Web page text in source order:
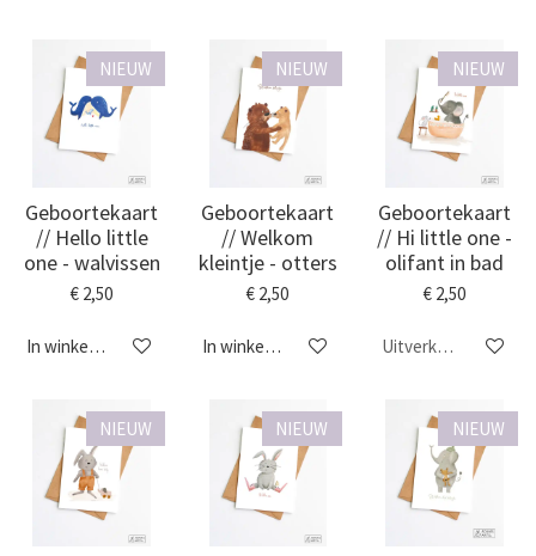
NIEUW
Geboortekaart
// Hello little
one - walvissen
€ 2,50
In winkelwagen
NIEUW
Geboortekaart
// Welkom
kleintje - otters
€ 2,50
In winkelwagen
NIEUW
Geboortekaart
// Hi little one -
olifant in bad
€ 2,50
Uitverkocht
NIEUW NIEUW NIEUW